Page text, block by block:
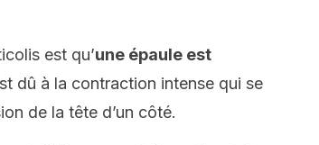
est qu’une épaule est
dû à la contraction intense qui se
de la tête d’un côté.